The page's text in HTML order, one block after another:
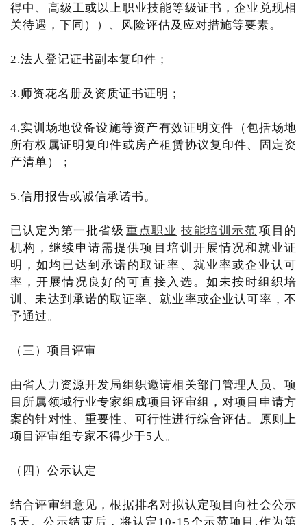
得中、高级工或以上职业技能等级证书，企业兑现相
关待遇，下同））、风险评估及应对措施等要素。
2.法人登记证书副本复印件；
3.师资花名册及资质证书证明；
4.实训场地设备设施等资产有效证明文件（包括场地
所有权属证明复印件或房产租赁协议复印件、固定资
产清单）；
5.信用报告或诚信承诺书。
已认定为第一批省级 重点职业 技能培训示范 项目的
机构，继续申请需提供项目培训开展情况和就业证
明，如均已达到承诺的取证率、就业率或企业认可
率，开展情况良好的可直接入选。如未按时组织培
训、未达到承诺的取证率、就业率或企业认可率，不
予通过。
（三）项目评审
由省人力资源开发局组织邀请相关部门管理人员、项
目所属领域行业专家组成项目评审组，对项目申请方
案的针对性、重要性、可行性进行综合评估。原则上
项目评审组专家不得少于5人。
（四）公示认定
结合评审组意见，根据排名对拟认定项目向社会公示
5天。公示结束后，将认定10-15个示范项目,作为第